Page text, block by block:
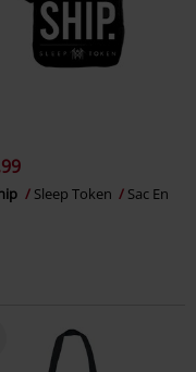
Sleep Token
Sac En